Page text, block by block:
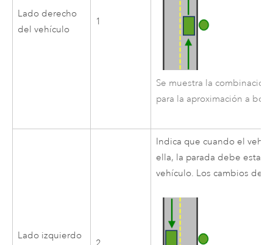
Lado derecho
del vehículo
1
Se muestra la
para la aproximación a
Lado izquierdo
Indica que cuando el
ella, la parada debe estar
vehículo. Los cambios de